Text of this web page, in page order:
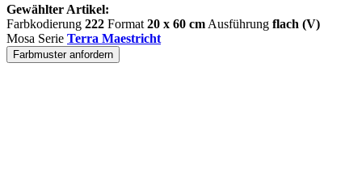
Gewählter Artikel:
Farbkodierung 222 Format 20 x 60 cm Ausführung flach (V)
Mosa Serie Terra Maestricht
Farbmuster anfordern